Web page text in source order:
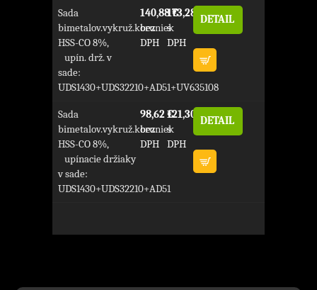
Sada
bimetalov.vykruž.koruniek
HSS-CO 8%,
upín. drž. v
sade:
UDS1430+UDS32210+AD51+UV635108
140,88 €
bez
DPH
173,28 €
s
DPH
DETAIL
Sada
bimetalov.vykruž.koruniek
HSS-CO 8%,
upínacie držiaky
v sade:
UDS1430+UDS32210+AD51
98,62 €
bez
DPH
121,30 €
s
DPH
DETAIL